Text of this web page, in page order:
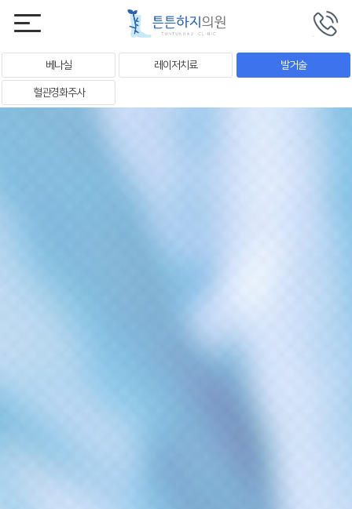
베나실 레이저치료 발거술
혈관경화주사